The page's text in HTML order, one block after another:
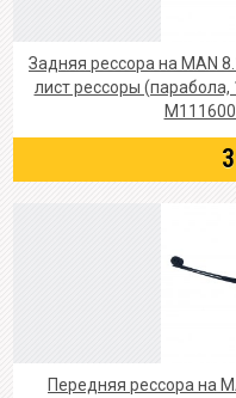
Задняя рессора на MAN
лист рессоры
Передняя рессора на